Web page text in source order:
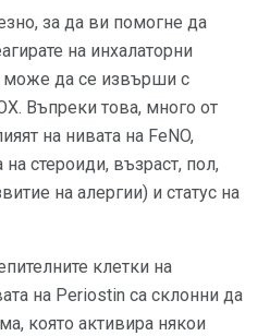
за да ви помогне да
на инхалаторни
може да се извърши с
Въпреки това, много от
на нивата на FeNO,
стероиди, възраст, пол,
на алергии) и статус на
клетки на
на Periostin са склонни да
която активира някои